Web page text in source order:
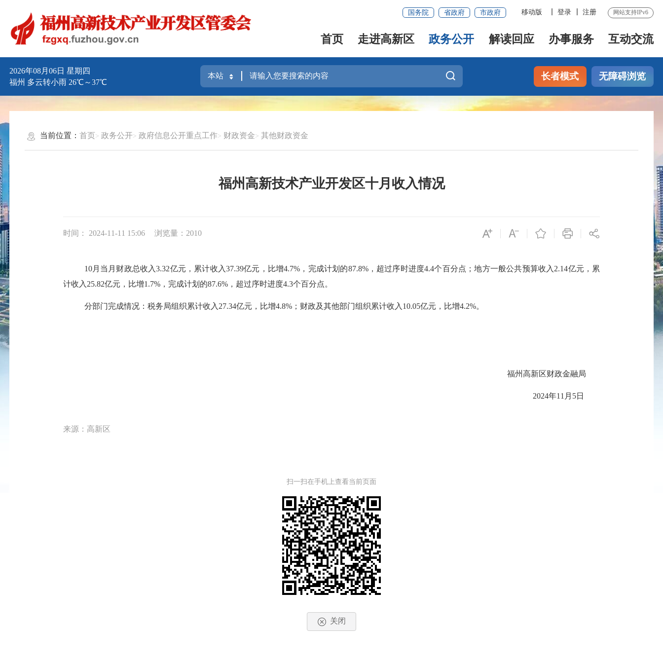
国务院 省政府 市政府 移动版 登录 注册 网站支持IPv6
首页 走进高新区 政务公开 解读回应 办事服务 互动交流
2026年08月06日 星期四
福州 多云转小雨 26℃～37℃
长者模式 无障碍浏览
当前位置： 首页 政务公开 政府信息公开重点工作 财政资金 其他财政资金
福州高新技术产业开发区十月收入情况
时间： 2024-11-11 15:06 浏览量：2010
10月当月财政总收入3.32亿元，累计收入37.39亿元，比增4.7%，完成计划的87.8%，超过序时进度4.4个百分点；地方一般公共预算收入2.14亿元，累
计收入25.82亿元，比增1.7%，完成计划的87.6%，超过序时进度4.3个百分点。
分部门完成情况：税务局组织累计收入27.34亿元，比增4.8%；财政及其他部门组织累计收入10.05亿元，比增4.2%。
福州高新区财政金融局
2024年11月5日
来源：高新区
扫一扫在手机上查看当前页面
关闭